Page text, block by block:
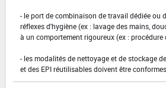
- le port de combinaison de travail dédiée ou
réflexes d'hygiène (ex : lavage des mains,
à un comportement rigoureux (ex :
- les modalités de nettoyage et de stockage
et des EPI réutilisables doivent être